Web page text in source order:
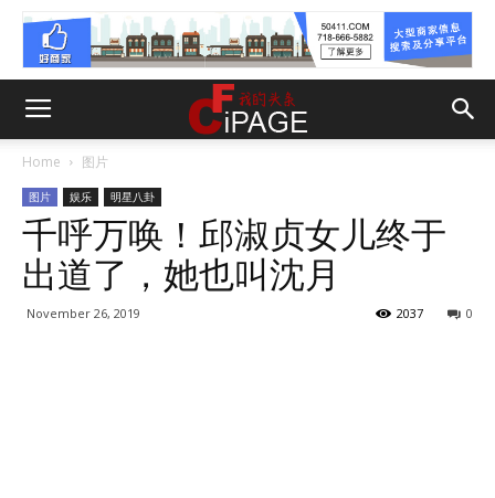
Home 图片
图片 娱乐 明星八卦
千呼万唤！邱淑贞女儿终于
出道了，她也叫沈月
November 26, 2019 0
2037